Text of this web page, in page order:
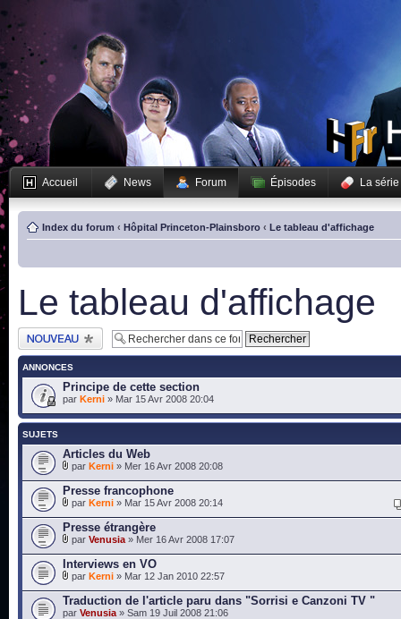
Accueil News Forum Épisodes La série
Index du forum ‹ Hôpital Princeton-Plainsboro ‹ Le tableau d'affichage
Le tableau d'affichage
Publier un nouveau
sujet
ANNONCES
Principe de cette section
par Kerni » Mar 15 Avr 2008 20:04
SUJETS
Articles du Web
par Kerni » Mer 16 Avr 2008 20:08
Presse francophone
par Kerni » Mar 15 Avr 2008 20:14
Presse étrangère
par Venusia » Mer 16 Avr 2008 17:07
Interviews en VO
par Kerni » Mar 12 Jan 2010 22:57
Traduction de l'article paru dans "Sorrisi e Canzoni TV "
par Venusia » Sam 19 Juil 2008 21:06